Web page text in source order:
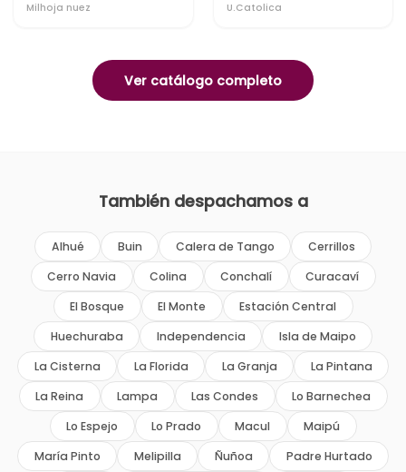
Milhoja nuez U.Catolica
Ver catálogo completo
También despachamos a
Alhué Buin Calera de Tango
Cerrillos
Cerro Navia
Colina Conchalí
Curacaví
El Bosque
El Monte
Estación Central
Huechuraba
Independencia
Isla de Maipo
La Cisterna
La Florida La Granja
La Pintana
La Reina
Lampa Las Condes
Lo Barnechea
Lo Espejo
Lo Prado Macul
Maipú
María Pinto
Melipilla Ñuñoa Padre Hurtado